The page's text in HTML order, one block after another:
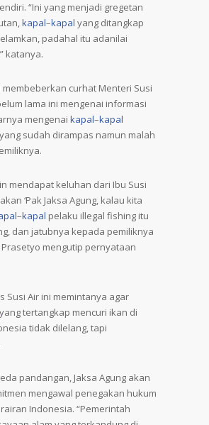
“Ini yang menjadi gregetan
kapal–kapal yang ditangkap
padahal itu adanilai
katanya.
membeberkan curhat Menteri Susi
lama ini mengenai informasi
mengenai kapal–kapal
sudah dirampas namun malah
mendapat keluhan dari Ibu Susi
‘Pak Jaksa Agung, kalau kita
–kapal pelaku illegal fishing itu
dan jatubnya kepada pemiliknya
Prasetyo mengutip pernyataan
Susi Air ini memintanya agar
yang tertangkap mencuri ikan di
tidak dilelang, tapi
pandangan, Jaksa Agung akan
mengawal penegakan hukum
Indonesia. “Pemerintah